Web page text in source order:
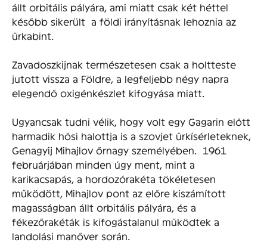
állt orbitális pályára, ami miatt csak két héttel
később sikerült a földi irányításnak lehoznia az
űrkabint.
Zavadoszkijnak természetesen csak a holtteste
jutott vissza a Földre, a legfeljebb négy napra
elegendő oxigénkészlet kifogyása miatt.
Ugyancsak tudni vélik, hogy volt egy Gagarin előtt
harmadik hősi halottja is a szovjet űrkísérleteknek,
Genagyij Mihajlov őrnagy személyében. 1961
februárjában minden úgy ment, mint a
karikacsapás, a hordozórakéta tökéletesen
működött, Mihajlov pont az előre kiszámított
magasságban állt orbitális pályára, és a
fékezőrakéták is kifogástalanul működtek a
landolási manőver során.